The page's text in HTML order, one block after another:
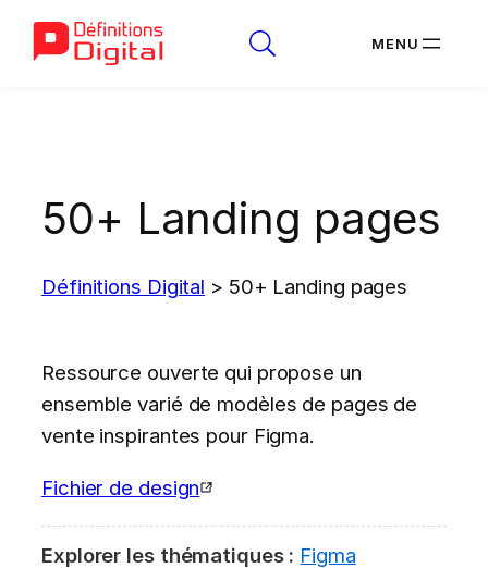
50+ Landing pages
Définitions Digital > 50+ Landing pages
Ressource ouverte qui propose un
ensemble varié de modèles de pages de
vente inspirantes pour Figma.
Fichier de design
Explorer les thématiques : Figma